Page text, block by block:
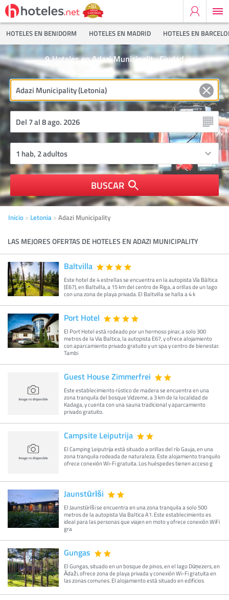
HOTELES EN BENIDORM HOTELES EN MADRID HOTELES EN
Hoteles en Adazi Municipality Ciudad
9
BUSCAR
Inicio Letonia Adazi Municipality
LAS MEJORES OFERTAS DE HOTELES EN ADAZI MUNICIPALITY
Baltvilla
Este hotel de 4 estrellas se encuentra en la autopista Vía Báltica
(E67), en Baltvilla, a 15 km del centro de Riga, a orillas de un lago
con una zona de playa privada. El Baltvilla se halla a 4 k
Port Hotel
El Port Hotel está rodeado por un hermoso pinar, a solo 300
metros de la Via Baltica, la autopista E67, y ofrece alojamiento
con aparcamiento privado gratuito y un spa y centro de bienestar.
Tambi
Guest House Zimmerfrei
Este establecimiento rústico de madera se encuentra en una
zona tranquila del bosque Vidzeme, a 3 km de la localidad de
Kadaga, y cuenta con una sauna tradicional y aparcamiento
privado gratuito.
Campsite Leiputrija
El Camping Leiputrija está situado a orillas del río Gauja, en una
zona tranquila rodeada de naturaleza. Este alojamiento tranquilo
ofrece conexión Wi-Fi gratuita. Los huéspedes tienen acceso g
Jaunstūrīši
El Jaunstūrīši se encuentra en una zona tranquila a solo 500
metros de la autopista Via Baltica A1. Este establecimiento es
ideal para las personas que viajen en moto y ofrece conexión WiFi
gra
Gungas
El Gungas, situado en un bosque de pinos, en el lago Dūņezers, en
Ādaži, ofrece zona de playa privada y conexión Wi-Fi gratuita en
las zonas comunes. El alojamiento está situado en edificios